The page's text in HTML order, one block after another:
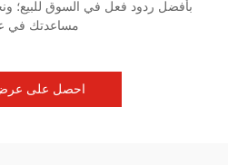
بأفضل ردود فعل في السوق للبيع؛
مساعدتك في
احصل على